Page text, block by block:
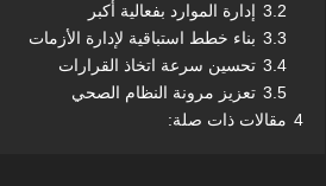
3.2 إدارة الموارد بفعالية أكبر
3.3 بناء خطط استباقية لإدارة الأزمات
3.4 تحسين سرعة اتخاذ القرارات
3.5 تعزيز مرونة النظام الصحي
4 مقالات ذات صلة: